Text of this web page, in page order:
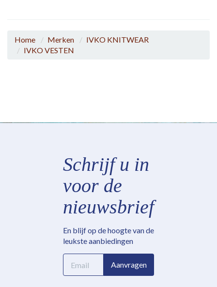
Home Merken
IVKO KNITWEAR
IVKO VESTEN
Schrijf u in
voor de
nieuwsbrief
En blijf op de hoogte van de
leukste aanbiedingen
E-
mailadres
Aanvragen